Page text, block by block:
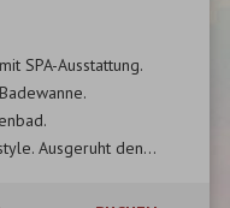
SPA-Ausstattung.
Ausgeruht den...